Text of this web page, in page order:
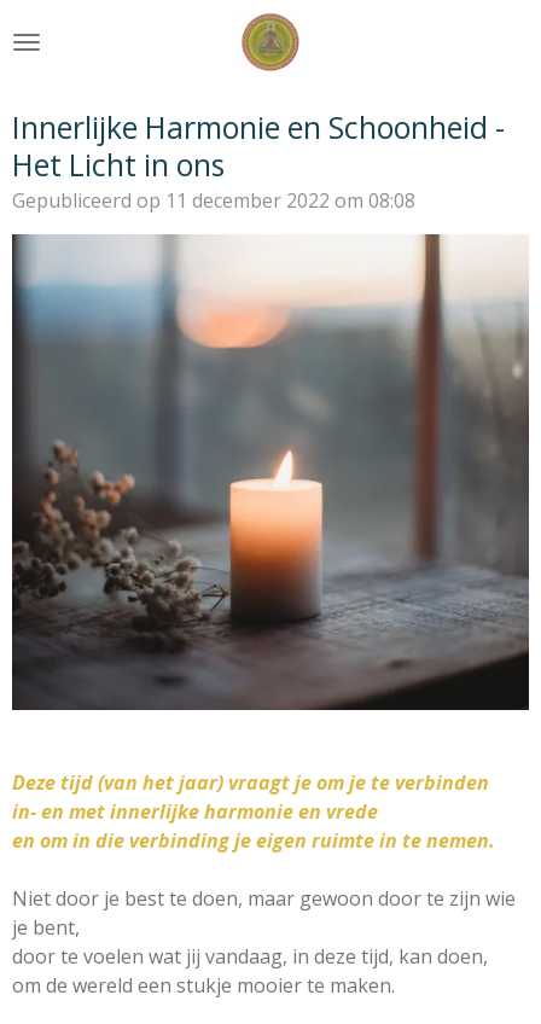
direct
hoofdinhoud
Innerlijke Harmonie en Schoonheid -
Het Licht in ons
Gepubliceerd op 11 december 2022 om 08:08
Deze tijd (van het jaar) vraagt je om je te verbinden
in- en met innerlijke harmonie en vrede
en om in die verbinding je eigen ruimte in te nemen.
Niet door je best te doen, maar gewoon door te zijn wie
je bent,
door te voelen wat jij vandaag, in deze tijd, kan doen,
om de wereld een stukje mooier te maken.